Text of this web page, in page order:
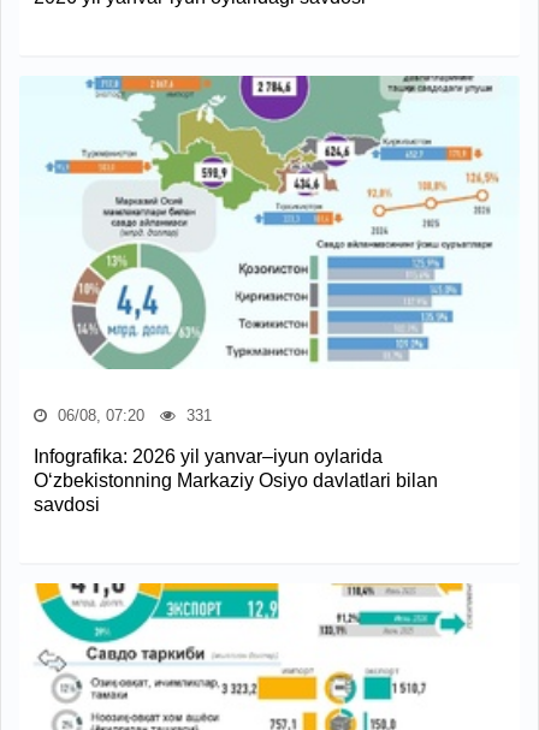
06/08, 07:20 331
Infografika: 2026 yil yanvar–iyun oylarida
O‘zbekistonning Markaziy Osiyo davlatlari bilan
savdosi